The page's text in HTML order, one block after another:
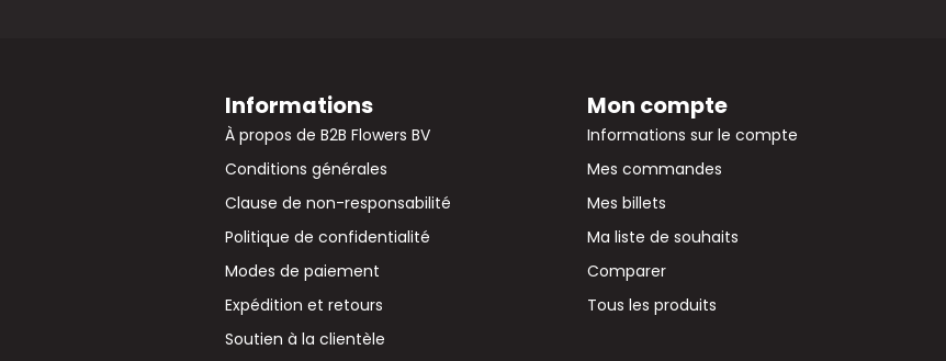
Informations
À propos de B2B Flowers BV
Conditions générales
Clause de non-responsabilité
Politique de confidentialité
Modes de paiement
Expédition et retours
Soutien à la clientèle
Mon compte
Informations sur le compte
Mes commandes
Mes billets
Ma liste de souhaits
Comparer
Tous les produits